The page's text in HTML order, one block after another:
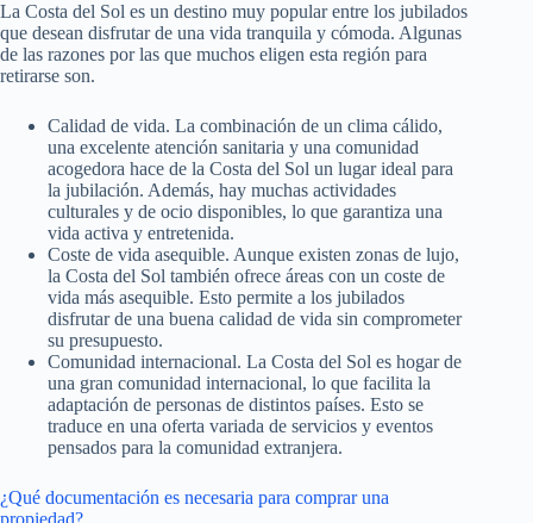
La Costa del Sol es un destino muy popular entre los jubilados
que desean disfrutar de una vida tranquila y cómoda. Algunas
de las razones por las que muchos eligen esta región para
retirarse son.
Calidad de vida. La combinación de un clima cálido,
una excelente atención sanitaria y una comunidad
acogedora hace de la Costa del Sol un lugar ideal para
la jubilación. Además, hay muchas actividades
culturales y de ocio disponibles, lo que garantiza una
vida activa y entretenida.
Coste de vida asequible. Aunque existen zonas de lujo,
la Costa del Sol también ofrece áreas con un coste de
vida más asequible. Esto permite a los jubilados
disfrutar de una buena calidad de vida sin comprometer
su presupuesto.
Comunidad internacional. La Costa del Sol es hogar de
una gran comunidad internacional, lo que facilita la
adaptación de personas de distintos países. Esto se
traduce en una oferta variada de servicios y eventos
pensados para la comunidad extranjera.
¿Qué documentación es necesaria para comprar una